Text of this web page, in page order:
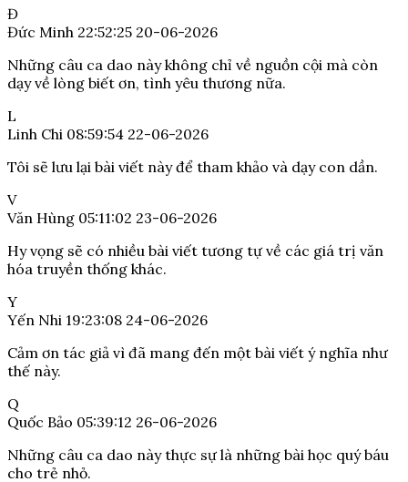
Đ
Đức Minh 22:52:25 20-06-2026
Những câu ca dao này không chỉ về nguồn cội mà còn
dạy về lòng biết ơn, tình yêu thương nữa.
L
Linh Chi 08:59:54 22-06-2026
Tôi sẽ lưu lại bài viết này để tham khảo và dạy con dần.
V
Văn Hùng 05:11:02 23-06-2026
Hy vọng sẽ có nhiều bài viết tương tự về các giá trị văn
hóa truyền thống khác.
Y
Yến Nhi 19:23:08 24-06-2026
Cảm ơn tác giả vì đã mang đến một bài viết ý nghĩa như
thế này.
Q
Quốc Bảo 05:39:12 26-06-2026
Những câu ca dao này thực sự là những bài học quý báu
cho trẻ nhỏ.